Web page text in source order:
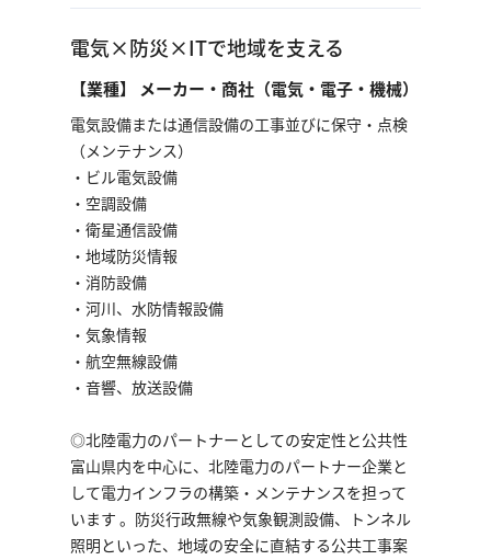
電気×防災×ITで地域を支える
【業種】 メーカー・商社（電気・電子・機械）
電気設備または通信設備の工事並びに保守・点検
（メンテナンス）
・ビル電気設備
・空調設備
・衛星通信設備
・地域防災情報
・消防設備
・河川、水防情報設備
・気象情報
・航空無線設備
・音響、放送設備
◎北陸電力のパートナーとしての安定性と公共性
富山県内を中心に、北陸電力のパートナー企業と
して電力インフラの構築・メンテナンスを担って
います 。防災行政無線や気象観測設備、トンネル
照明といった、地域の安全に直結する公共工事案